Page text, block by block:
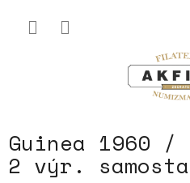
obsah
Guinea 1960 /
2 výr.